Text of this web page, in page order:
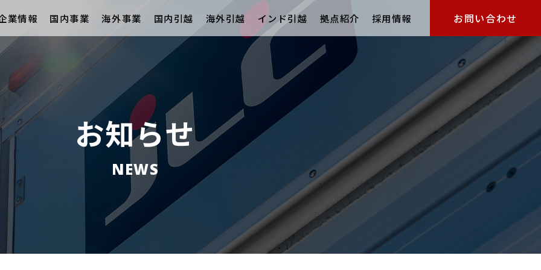
業情報 国内事業 海外事業 国内引越 海外引越 インド引越 拠点紹介 採用情報 お問い合わせ
お知らせ
NEWS